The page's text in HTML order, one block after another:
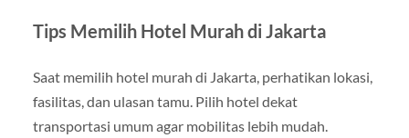
Tips Memilih Hotel Murah di Jakarta
Saat memilih hotel murah di Jakarta, perhatikan lokasi,
fasilitas, dan ulasan tamu. Pilih hotel dekat
transportasi umum agar mobilitas lebih mudah.